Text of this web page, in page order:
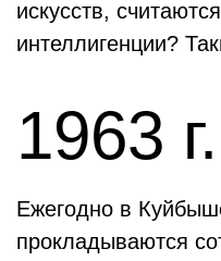
искусств,
интеллигенции?
1963 г.
Ежегодно в
прокладываются